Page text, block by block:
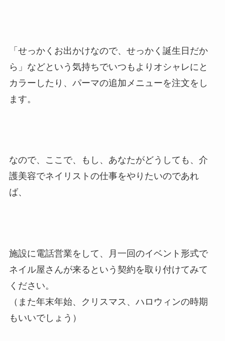
「せっかくお出かけなので、せっかく誕生日だか
ら」などという気持ちでいつもよりオシャレにと
カラーしたり、パーマの追加メニューを注文をし
ます。
なので、ここで、もし、あなたがどうしても、介
護美容でネイリストの仕事をやりたいのであれ
ば、
施設に電話営業をして、月一回のイベント形式で
ネイル屋さんが来るという契約を取り付けてみて
ください。
（また年末年始、クリスマス、ハロウィンの時期
もいいでしょう）